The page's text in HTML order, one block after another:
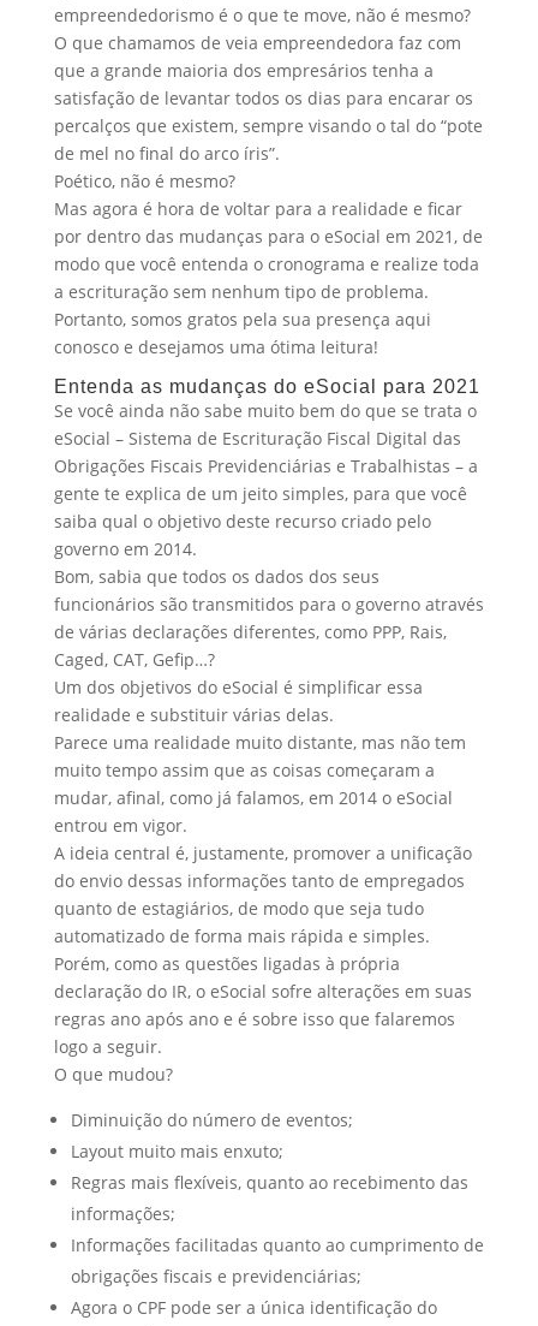
empreendedorismo é o que te move, não é mesmo?
O que chamamos de veia empreendedora faz com
que a grande maioria dos empresários tenha a
satisfação de levantar todos os dias para encarar os
percalços que existem, sempre visando o tal do “pote
de mel no final do arco íris”.
Poético, não é mesmo?
Mas agora é hora de voltar para a realidade e ficar
por dentro das mudanças para o eSocial em 2021, de
modo que você entenda o cronograma e realize toda
a escrituração sem nenhum tipo de problema.
Portanto, somos gratos pela sua presença aqui
conosco e desejamos uma ótima leitura!
Entenda as mudanças do eSocial para 2021
Se você ainda não sabe muito bem do que se trata o
eSocial – Sistema de Escrituração Fiscal Digital das
Obrigações Fiscais Previdenciárias e Trabalhistas – a
gente te explica de um jeito simples, para que você
saiba qual o objetivo deste recurso criado pelo
governo em 2014.
Bom, sabia que todos os dados dos seus
funcionários são transmitidos para o governo através
de várias declarações diferentes, como PPP, Rais,
Caged, CAT, Gefip…?
Um dos objetivos do eSocial é simplificar essa
realidade e substituir várias delas.
Parece uma realidade muito distante, mas não tem
muito tempo assim que as coisas começaram a
mudar, afinal, como já falamos, em 2014 o eSocial
entrou em vigor.
A ideia central é, justamente, promover a unificação
do envio dessas informações tanto de empregados
quanto de estagiários, de modo que seja tudo
automatizado de forma mais rápida e simples.
Porém, como as questões ligadas à própria
declaração do IR, o eSocial sofre alterações em suas
regras ano após ano e é sobre isso que falaremos
logo a seguir.
O que mudou?
Diminuição do número de eventos;
Layout muito mais enxuto;
Regras mais flexíveis, quanto ao recebimento das
informações;
Informações facilitadas quanto ao cumprimento de
obrigações fiscais e previdenciárias;
Agora o CPF pode ser a única identificação do